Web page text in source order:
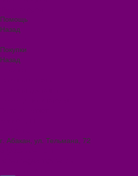
Помощь
Назад
Покупки
Назад
г. Абакан, ул. Тельмана, 72